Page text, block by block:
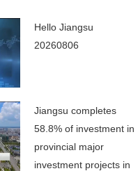
Hello Jiangsu
20260806
Jiangsu completes
58.8% of investment in
provincial major
investment projects in